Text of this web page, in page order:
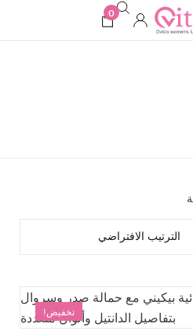
0
الترتيب الافتراضي
تخفيض!